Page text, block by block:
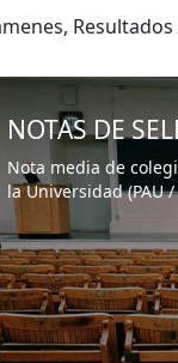
NOTAS DE
Nota media de
la Universidad (PAU /